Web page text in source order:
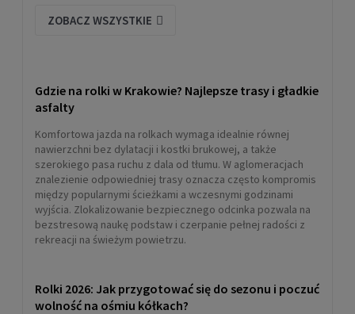
Skarpety rolkarskie Rollerblade
HIGH PERFORMANCE black/coral
DO KOSZYKA
ZOBACZ WSZYSTKIE
Gdzie na rolki w Krakowie? Najlepsze trasy i gładkie
asfalty
Komfortowa jazda na rolkach wymaga idealnie równej
nawierzchni bez dylatacji i kostki brukowej, a także
szerokiego pasa ruchu z dala od tłumu. W aglomeracjach
znalezienie odpowiedniej trasy oznacza często kompromis
między popularnymi ścieżkami a wczesnymi godzinami
wyjścia. Zlokalizowanie bezpiecznego odcinka pozwala na
bezstresową naukę podstaw i czerpanie pełnej radości z
rekreacji na świeżym powietrzu.
Rolki 2026: Jak przygotować się do sezonu i poczuć
wolność na ośmiu kółkach?